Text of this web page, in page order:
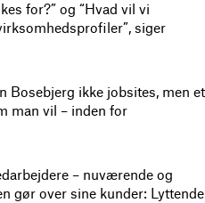
for?” og “Hvad vil vi
siger
Bosebjerg ikke jobsites, men et
man vil – inden for
– nuværende og
gør over sine kunder: Lyttende